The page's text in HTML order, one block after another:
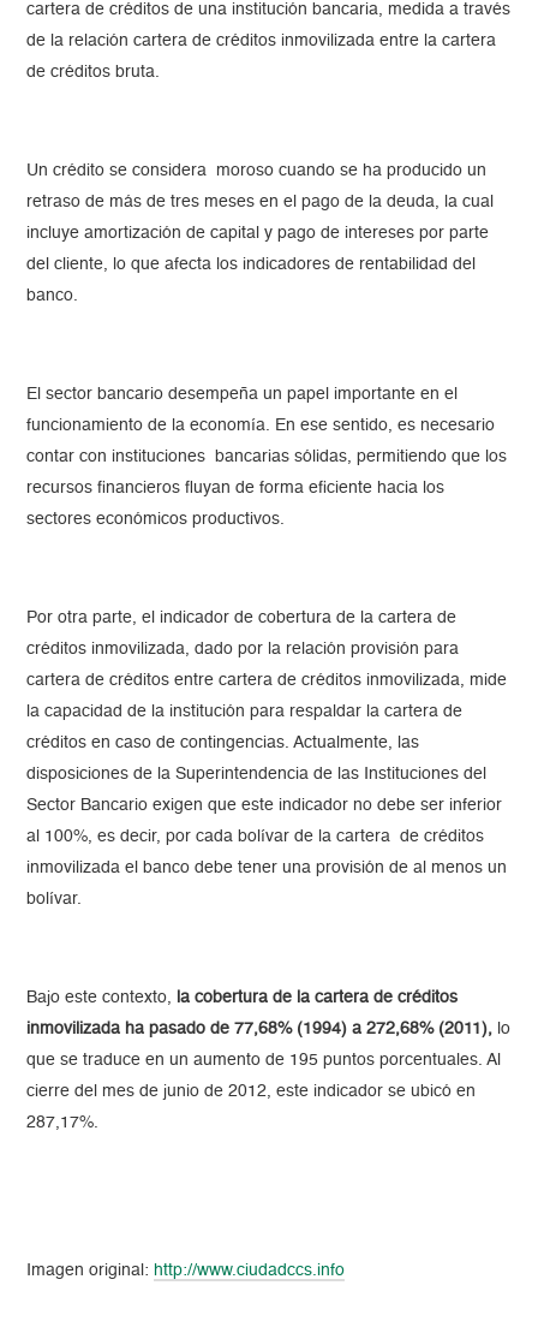
cartera de créditos de una institución bancaria, medida a través
de la relación cartera de créditos inmovilizada entre la cartera
de créditos bruta.
Un crédito se considera moroso cuando se ha producido un
retraso de más de tres meses en el pago de la deuda, la cual
incluye amortización de capital y pago de intereses por parte
del cliente, lo que afecta los indicadores de rentabilidad del
banco.
El sector bancario desempeña un papel importante en el
funcionamiento de la economía. En ese sentido, es necesario
contar con instituciones bancarias sólidas, permitiendo que los
recursos financieros fluyan de forma eficiente hacia los
sectores económicos productivos.
Por otra parte, el indicador de cobertura de la cartera de
créditos inmovilizada, dado por la relación provisión para
cartera de créditos entre cartera de créditos inmovilizada, mide
la capacidad de la institución para respaldar la cartera de
créditos en caso de contingencias. Actualmente, las
disposiciones de la Superintendencia de las Instituciones del
Sector Bancario exigen que este indicador no debe ser inferior
al 100%, es decir, por cada bolívar de la cartera de créditos
inmovilizada el banco debe tener una provisión de al menos un
bolívar.
Bajo este contexto, la cobertura de la cartera de créditos
inmovilizada ha pasado de 77,68% (1994) a 272,68% (2011), lo
que se traduce en un aumento de 195 puntos porcentuales. Al
cierre del mes de junio de 2012, este indicador se ubicó en
287,17%.
Imagen original: http://www.ciudadccs.info